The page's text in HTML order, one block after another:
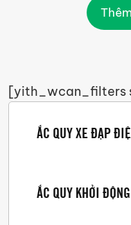
[yith_wcan_filters
ẮC QUY XE ĐẠP
ẮC QUY KHỞI